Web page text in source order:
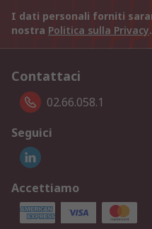
I dati personali forniti
nostra Politica sulla Privacy.
Contattaci
02.66.058.1
Seguici
Accettiamo